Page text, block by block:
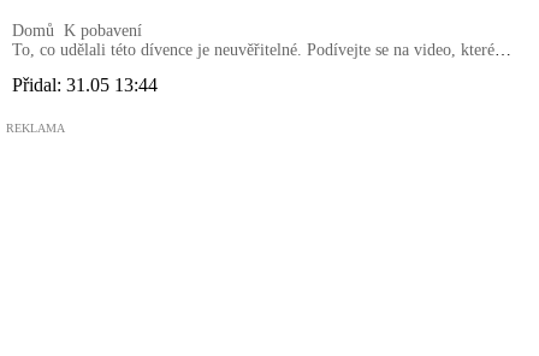
Domů K pobavení
To, co udělali této dívence je neuvěřitelné. Podívejte se na video, které
Přidal: 31.05 13:44
REKLAMA